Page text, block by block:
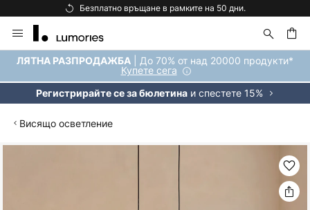
Безплатно връщане в рамките на 50 дни.
Прескачане
към
съдържанието
ЛЯТНА РАЗПРОДАЖБА | До 70% от над 20000 продукти*
Купете сега
Регистрирайте се за бюлетинаи спестете 15%
Висящо осветление